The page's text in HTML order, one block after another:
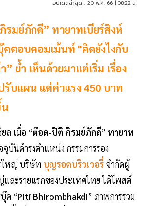
อัปเดตล่าสุด : 20 พ.ค. 66 | 08:22 น.
รมย์ภักดี” ทายาทเบียร์สิงห์
ตอบคอมเม้นท์ "คิดยังไงกับ
” ย้ำ เห็นด้วยมาแต่เริ่ม เรื่อง
รับแผน แต่ค่าแรง 450 บาท
ล เมื่อ “ต๊อด-ปิติ ภิรมย์ภักดี” ทายาท
บันดำรงตำแหน่ง กรรมการรอง
ใหญ่ บริษัท บุญรอดบริวเวอรี่ จำกัดผู้
และรายแรกของประเทศไทย ได้โพสต์
ค “Piti Bhirombhakdi” ภาพการรวม